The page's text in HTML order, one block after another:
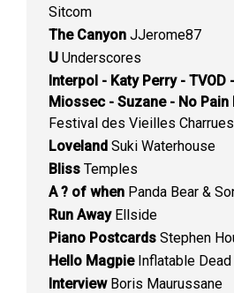
Sitcom
The Canyon JJerome87
U Underscores
Interpol - Katy Perry - TVOD
Miossec - Suzane - No Pain
Festival des Vieilles
Loveland Suki Waterhouse
Bliss Temples
A ? of when Panda Bear &
Run AwayEllside
Piano Postcards Stephen
Hello MagpieInflatable
InterviewBoris Maurussane